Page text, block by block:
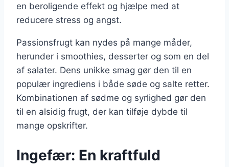
en beroligende effekt og hjælpe med at
reducere stress og angst.
Passionsfrugt kan nydes på mange måder,
herunder i smoothies, desserter og som en del
af salater. Dens unikke smag gør den til en
populær ingrediens i både søde og salte retter.
Kombinationen af sødme og syrlighed gør den
til en alsidig frugt, der kan tilføje dybde til
mange opskrifter.
Ingefær: En kraftfuld